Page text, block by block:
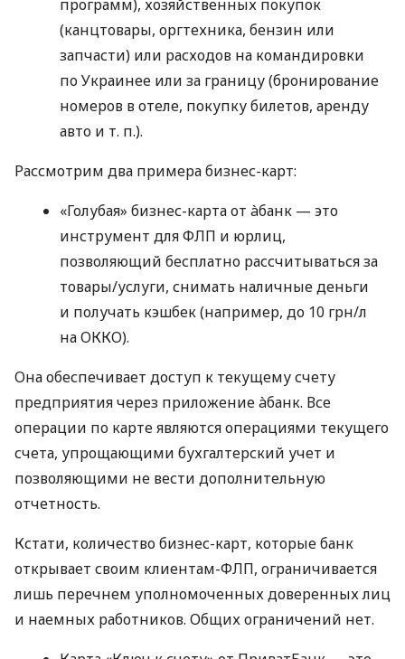
программ), хозяйственных покупок
(канцтовары, оргтехника, бензин или
запчасти) или расходов на командировки
по Украинее или за границу (бронирование
номеров в отеле, покупку билетов, аренду
авто и т. п.).
Рассмотрим два примера бизнес-карт:
«Голубая» бизнес-карта от àбанк — это
инструмент для ФЛП и юрлиц,
позволяющий бесплатно рассчитываться за
товары/услуги, снимать наличные деньги
и получать кэшбек (например, до 10 грн/л
на ОККО).
Она обеспечивает доступ к текущему счету
предприятия через приложение àбанк. Все
операции по карте являются операциями текущего
счета, упрощающими бухгалтерский учет и
позволяющими не вести дополнительную
отчетность.
Кстати, количество бизнес-карт, которые банк
открывает своим клиентам-ФЛП, ограничивается
лишь перечнем уполномоченных доверенных лиц
и наемных работников. Общих ограничений нет.